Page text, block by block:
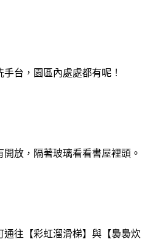
手台，園區內處處都有呢！
放，隔著玻璃看看書屋裡頭。
通往【彩虹溜滑梯】與【裊裊炊